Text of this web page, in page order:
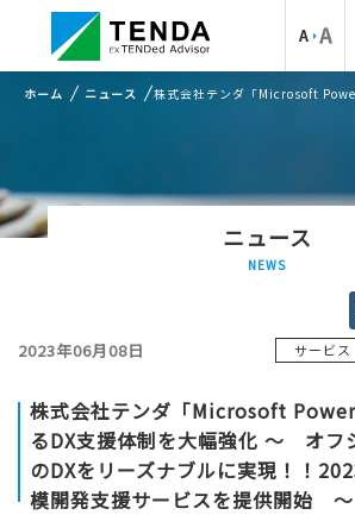
ホーム ニュース
ニュース
NEWS
2023年06月08日 サービス
株式会社テンダ「Microsoft
るDX支援体制を大幅強化 ～ オフ
のDXをリーズナブルに実現！！
模開発支援サービスを提供開始 ～